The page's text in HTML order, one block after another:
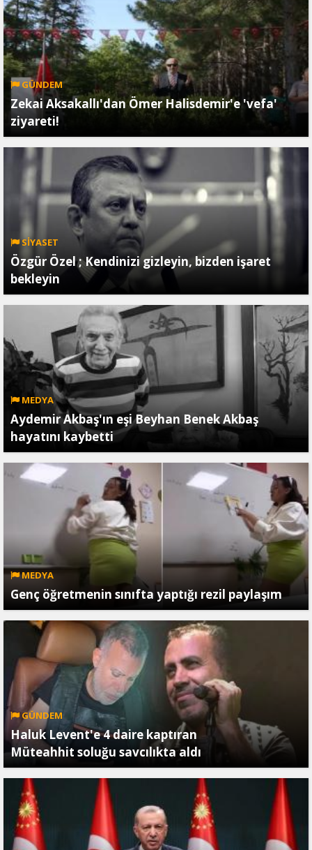
GÜNDEM
Zekai Aksakallı'dan Ömer Halisdemir'e 'vefa'
ziyareti!
SİYASET
Özgür Özel ; Kendinizi gizleyin, bizden işaret
bekleyin
MEDYA
Aydemir Akbaş'ın eşi Beyhan Benek Akbaş
hayatını kaybetti
MEDYA
Genç öğretmenin sınıfta yaptığı rezil paylaşım
GÜNDEM
Haluk Levent'e 4 daire kaptıran
Müteahhit soluğu savcılıkta aldı